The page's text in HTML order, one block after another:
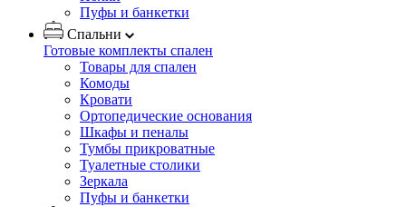
Пуфы и банкетки
Спальни
Готовые комплекты спален
Товары для спален
Комоды
Кровати
Ортопедические основания
Шкафы и пеналы
Тумбы прикроватные
Туалетные столики
Зеркала
Пуфы и банкетки